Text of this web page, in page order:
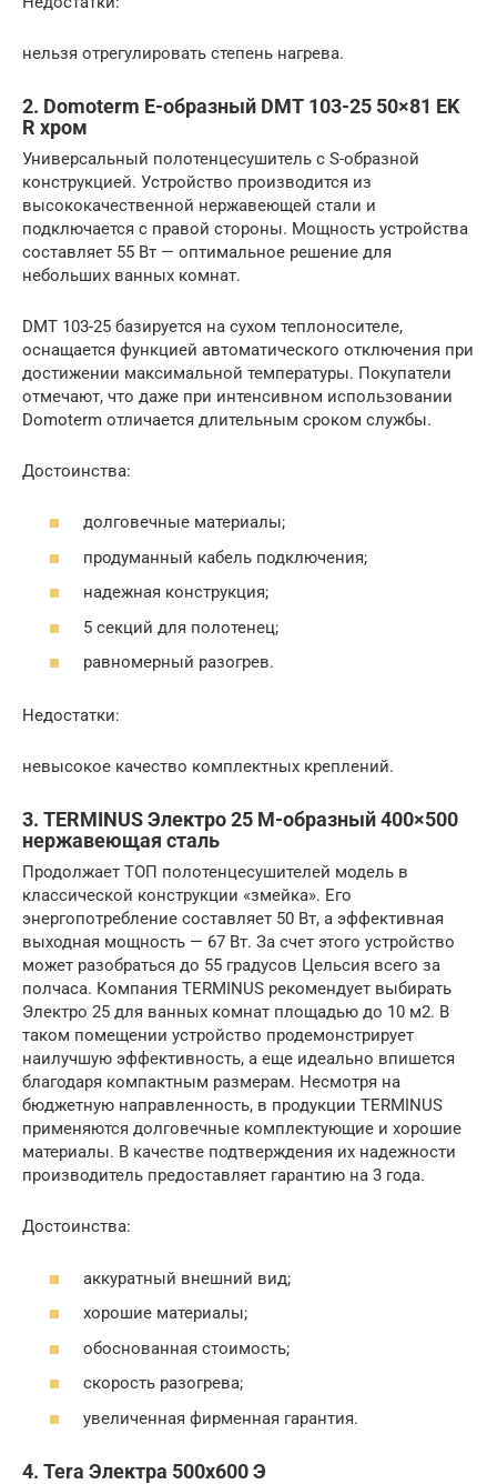
нельзя отрегулировать степень нагрева.
2. Domoterm Е-образный DMT 103-25 50×81 EK
R хром
Универсальный полотенцесушитель с S-образной
конструкцией. Устройство производится из
высококачественной нержавеющей стали и
подключается с правой стороны. Мощность устройства
составляет 55 Вт — оптимальное решение для
небольших ванных комнат.
DMT 103-25 базируется на сухом теплоносителе,
оснащается функцией автоматического отключения при
достижении максимальной температуры. Покупатели
отмечают, что даже при интенсивном использовании
Domoterm отличается длительным сроком службы.
Достоинства:
долговечные материалы;
продуманный кабель подключения;
надежная конструкция;
5 секций для полотенец;
равномерный разогрев.
Недостатки:
невысокое качество комплектных креплений.
3. TERMINUS Электро 25 М-образный 400×500
нержавеющая сталь
Продолжает ТОП полотенцесушителей модель в
классической конструкции «змейка». Его
энергопотребление составляет 50 Вт, а эффективная
выходная мощность — 67 Вт. За счет этого устройство
может разобраться до 55 градусов Цельсия всего за
полчаса. Компания TERMINUS рекомендует выбирать
Электро 25 для ванных комнат площадью до 10 м2. В
таком помещении устройство продемонстрирует
наилучшую эффективность, а еще идеально впишется
благодаря компактным размерам. Несмотря на
бюджетную направленность, в продукции TERMINUS
применяются долговечные комплектующие и хорошие
материалы. В качестве подтверждения их надежности
производитель предоставляет гарантию на 3 года.
Достоинства:
аккуратный внешний вид;
хорошие материалы;
обоснованная стоимость;
скорость разогрева;
увеличенная фирменная гарантия.
4. Tera Электра 500х600 Э